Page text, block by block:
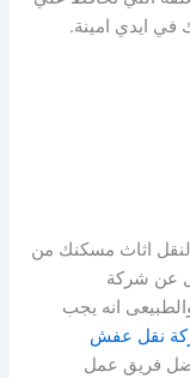
في ايدي امينة.
لنقل اثاث مسكنك من
عن شركة
انه يجب
نقل عفش
فريق عمل